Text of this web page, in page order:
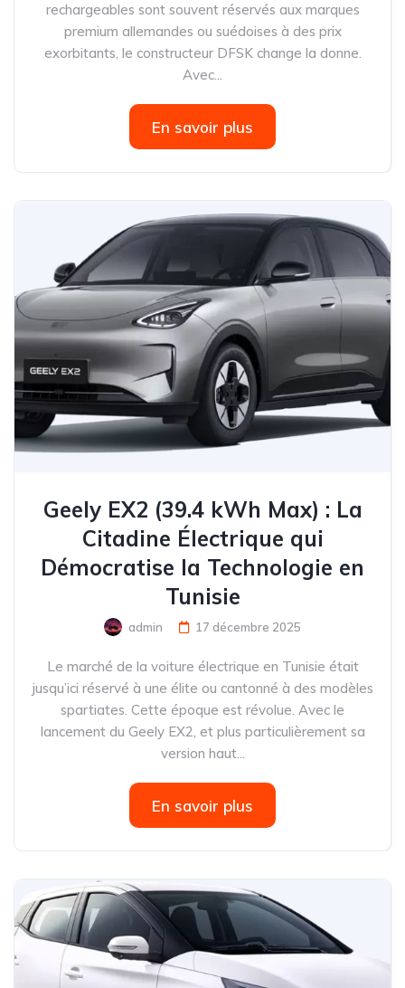
rechargeables sont souvent réservés aux marques
premium allemandes ou suédoises à des prix
exorbitants, le constructeur DFSK change la donne.
Avec...
En savoir plus
Geely EX2 (39.4 kWh Max) : La
Citadine Électrique qui
Démocratise la Technologie en
Tunisie
admin 17 décembre 2025
Le marché de la voiture électrique en Tunisie était
jusqu’ici réservé à une élite ou cantonné à des modèles
spartiates. Cette époque est révolue. Avec le
lancement du Geely EX2, et plus particulièrement sa
version haut...
En savoir plus